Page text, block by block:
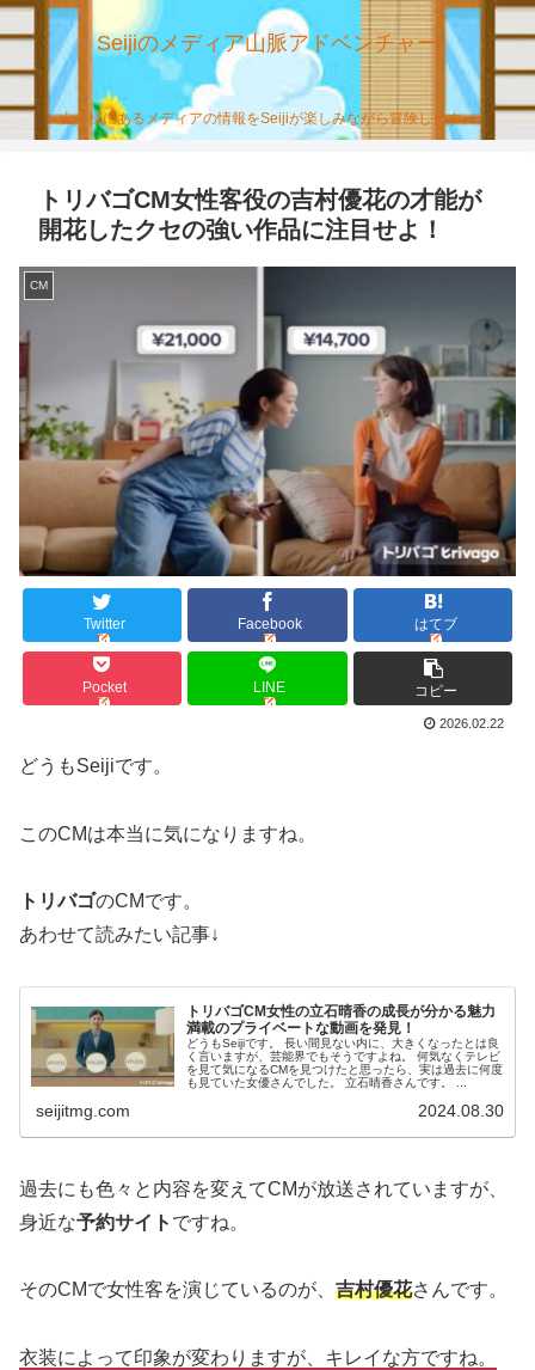
Seijiのメディア山脈アドベンチャー
山の様にあるメディアの情報をSeijiが楽しみながら冒険します。
トリバゴCM女性客役の吉村優花の才能が
開花したクセの強い作品に注目せよ！
CM
Twitter Facebook はてブ
Pocket LINE コピー
2026.02.22
どうもSeijiです。
このCMは本当に気になりますね。
トリバゴのCMです。
あわせて読みたい記事↓
トリバゴCM女性の立石晴香の成長が分かる魅力
満載のプライベートな動画を発見！
どうもSeijiです。 長い間見ない内に、大きくなったとは良
く言いますが、芸能界でもそうですよね。 何気なくテレビ
を見て気になるCMを見つけたと思ったら、実は過去に何度
も見ていた女優さんでした。 立石晴香さんです。 ...
seijitmg.com 2024.08.30
過去にも色々と内容を変えてCMが放送されていますが、
身近な予約サイト ですね。
そのCMで女性客を演じているのが、 吉村優花さんです。
衣装によって印象が変わりますが、キレイな方ですね。